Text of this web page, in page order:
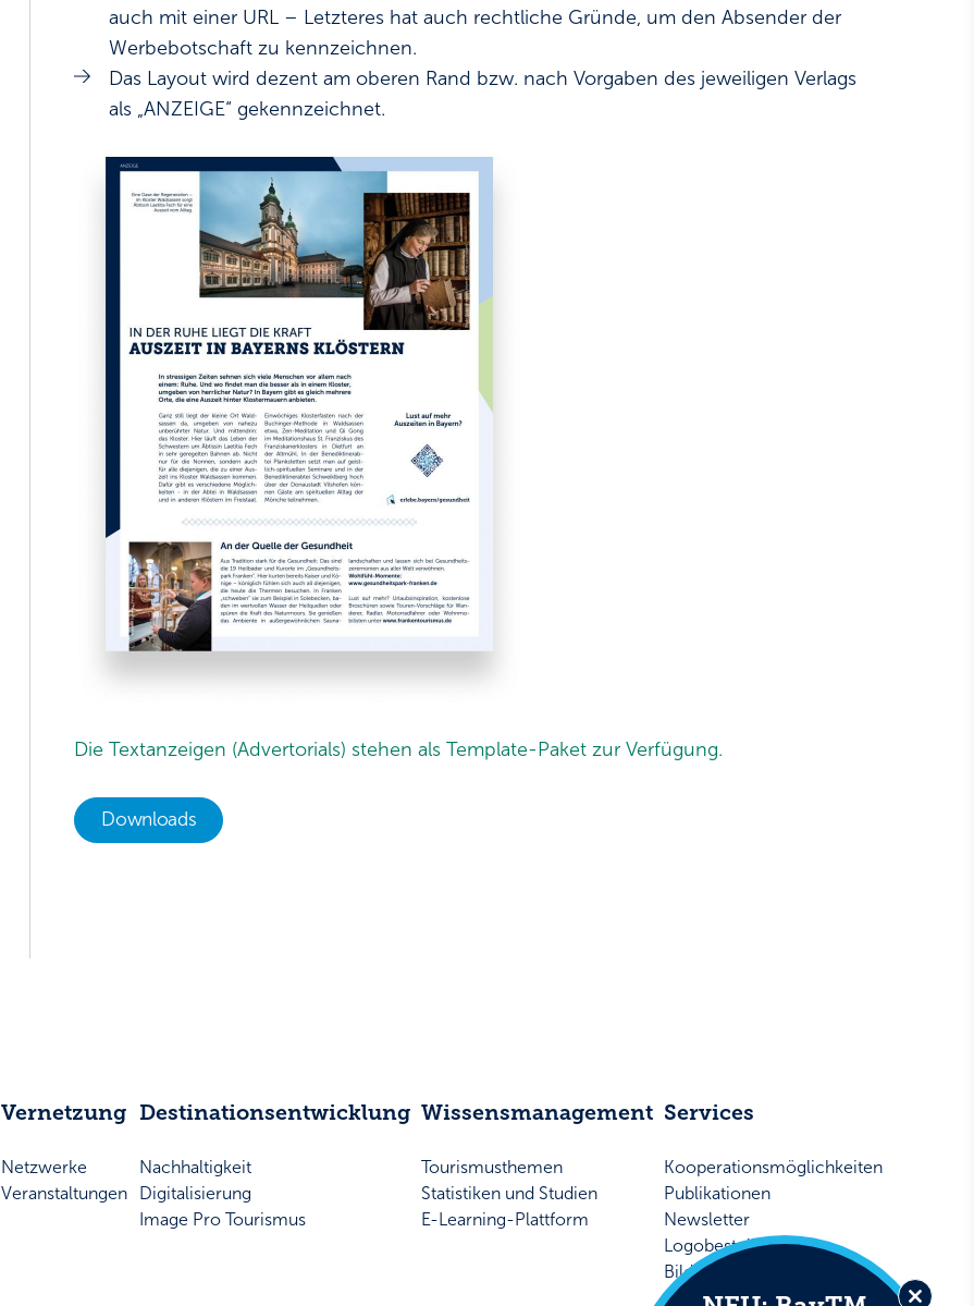
auch mit einer URL – Letzteres hat auch rechtliche Gründe, um den Absender der
Werbebotschaft zu kennzeichnen.
Das Layout wird dezent am oberen Rand bzw. nach Vorgaben des jeweiligen Verlags
als „ANZEIGE“ gekennzeichnet.
Die Textanzeigen (Advertorials) stehen als Template-Paket zur Verfügung.
Downloads
Vernetzung
Netzwerke
Veranstaltungen
Destinationsentwicklung
Nachhaltigkeit
Digitalisierung
Image Pro Tourismus
Wissensmanagement
Tourismusthemen
Statistiken und Studien
E-Learning-Plattform
Services
Kooperationsmöglichkeiten
Publikationen
Newsletter
Logobestellung
Bildarchiv
Presse